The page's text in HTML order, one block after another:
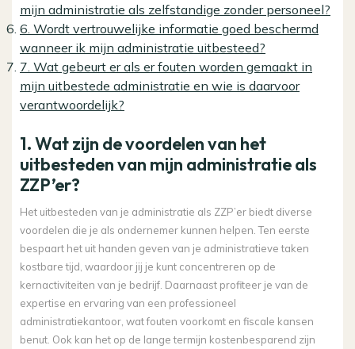
mijn administratie als zelfstandige zonder personeel?
6. Wordt vertrouwelijke informatie goed beschermd
wanneer ik mijn administratie uitbesteed?
7. Wat gebeurt er als er fouten worden gemaakt in
mijn uitbestede administratie en wie is daarvoor
verantwoordelijk?
1. Wat zijn de voordelen van het
uitbesteden van mijn administratie als
ZZP’er?
Het uitbesteden van je administratie als ZZP’er biedt diverse
voordelen die je als ondernemer kunnen helpen. Ten eerste
bespaart het uit handen geven van je administratieve taken
kostbare tijd, waardoor jij je kunt concentreren op de
kernactiviteiten van je bedrijf. Daarnaast profiteer je van de
expertise en ervaring van een professioneel
administratiekantoor, wat fouten voorkomt en fiscale kansen
benut. Ook kan het op de lange termijn kostenbesparend zijn